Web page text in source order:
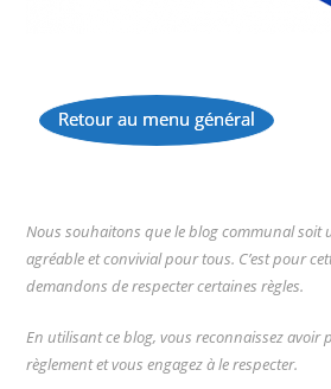
Retour au menu général
...
Nous souhaitons que le blog communal soit
agréable et convivial pour tous. C’est pour
demandons de respecter certaines règles.
En utilisant ce blog, vous reconnaissez avoir
règlement et vous engagez à le